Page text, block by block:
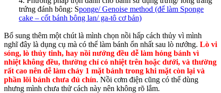
trứng đánh bông: Sponge/ Genoise method (để làm Sponge
cake – cốt bánh bông lan/ ga-tô cơ bản)
Bổ sung thêm một chút là mình chọn nồi hấp cách thủy vì mình
nghĩ đây là dụng cụ mà có thể làm bánh ổn nhất sau lò nướng. Lò vi
sóng, lò thủy tinh, hay nồi nướng đều dễ làm hỏng bánh vì
nhiệt không đều, thường chỉ có nhiệt trên hoặc dưới, và thường
rất cao nên dễ làm cháy 1 mặt bánh trong khi mặt còn lại và
phần lõi bánh chưa đủ chín. Nồi cơm điện cũng có thể dùng
nhưng mình chưa thử cách này nên không rõ lắm.